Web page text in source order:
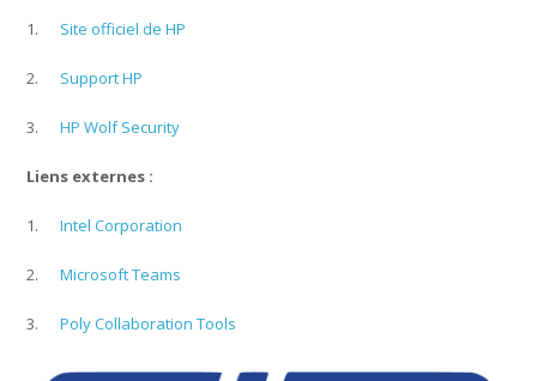
1. Site officiel de HP
2. Support HP
3.HP Wolf Security
Liens externes :
1.Intel Corporation
2.Microsoft Teams
3.Poly Collaboration Tools